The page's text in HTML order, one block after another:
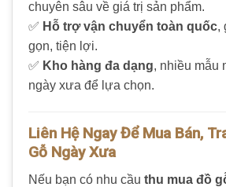
chuyên sâu về giá trị sản phẩm.
✅ Hỗ trợ vận chuyển toàn quốc,
gọn, tiện lợi.
✅ Kho hàng đa dạng, nhiều mẫu
ngày xưa để lựa chọn.
Liên Hệ Ngay Để Mua Bán,
Gỗ Ngày Xưa
Nếu bạn có nhu cầu thu mua đồ